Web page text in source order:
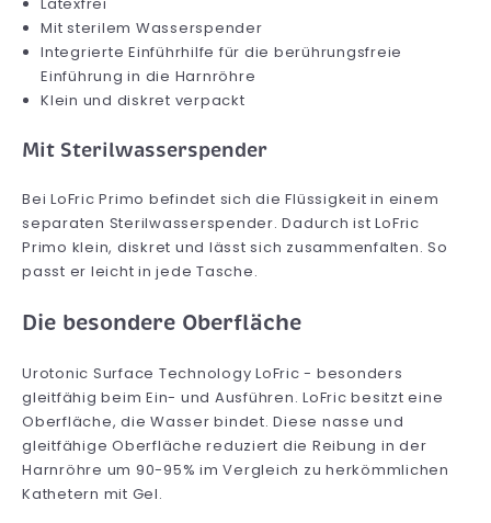
Mit sterilem Wasserspender
Integrierte Einführhilfe für die berührungsfreie
Einführung in die Harnröhre
Klein und diskret verpackt
Mit Sterilwasserspender
Bei LoFric Primo befindet sich die Flüssigkeit in einem
separaten Sterilwasserspender. Dadurch ist LoFric
Primo klein, diskret und lässt sich zusammenfalten. So
passt er leicht in jede Tasche.
Die besondere Oberfläche
Urotonic Surface Technology LoFric - besonders
gleitfähig beim Ein- und Ausführen. LoFric besitzt eine
Oberfläche, die Wasser bindet. Diese nasse und
gleitfähige Oberfläche reduziert die Reibung in der
Harnröhre um 90-95% im Vergleich zu herkömmlichen
Kathetern mit Gel.